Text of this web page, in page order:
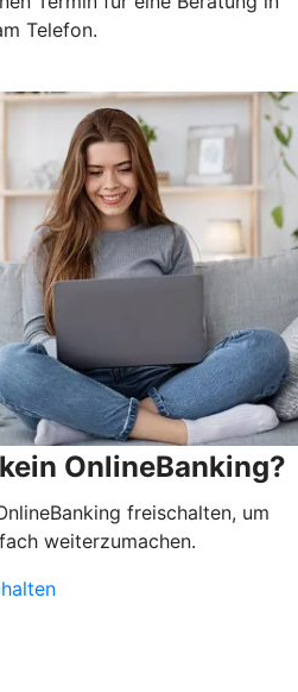
Telefon.
OnlineBanking?
freischalten, um
weiterzumachen.